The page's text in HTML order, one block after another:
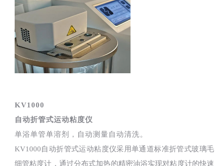
KV1000
自动折管式运动粘度仪
单浴单管单溶剂，自动测量自动清洗。
KV1000自动折管式运动粘度仪采用单通道标准折管式玻璃毛
细管粘度计，通过分布式加热的精密油浴实现对粘度计的快速